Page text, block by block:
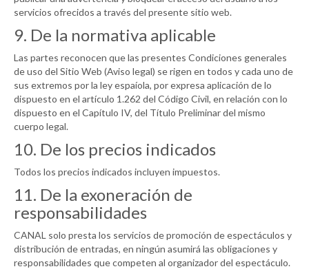
servicios ofrecidos a través del presente sitio web.
9. De la normativa aplicable
Las partes reconocen que las presentes Condiciones generales
de uso del Sitio Web (Aviso legal) se rigen en todos y cada uno de
sus extremos por la ley espaíola, por expresa aplicación de lo
dispuesto en el artículo 1.262 del Código Civil, en relación con lo
dispuesto en el Capítulo IV, del Título Preliminar del mismo
cuerpo legal.
10. De los precios indicados
Todos los precios indicados incluyen impuestos.
11. De la exoneración de
responsabilidades
CANAL solo presta los servicios de promoción de espectáculos y
distribución de entradas, en ningún asumirá las obligaciones y
responsabilidades que competen al organizador del espectáculo.